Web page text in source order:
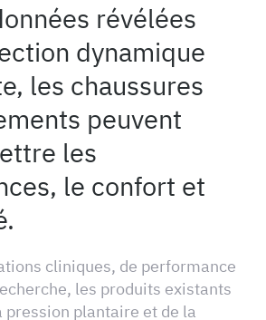
révélées
dynamique
les chaussures
peuvent
les
le confort et
cliniques, de performance
les produits existants
pression plantaire et de la